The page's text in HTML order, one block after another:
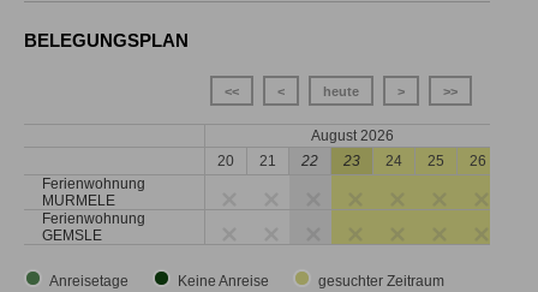
BELEGUNGSPLAN
<< < heute > >>
August 2026
20
21 22 23 24 25
26
Ferienwohnung
MURMELE
Ferienwohnung
GEMSLE
Anreisetage Keine Anreise gesuchter Zeitraum